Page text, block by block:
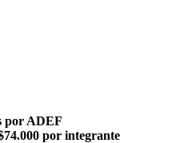
por ADEF
por integrante